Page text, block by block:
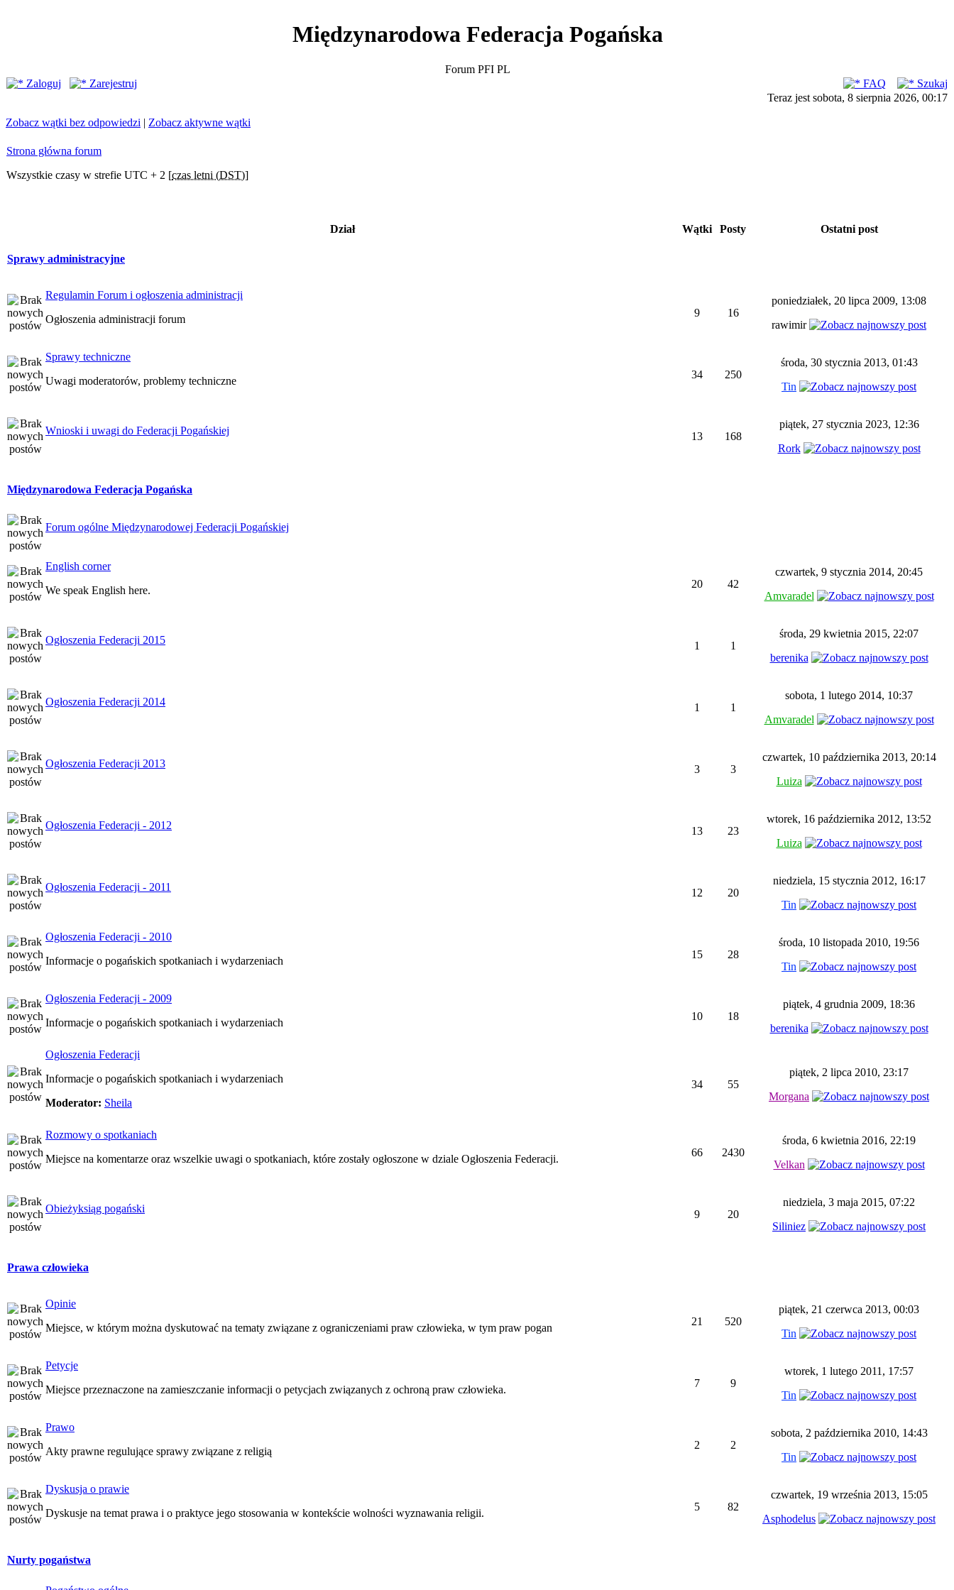
Międzynarodowa Federacja Pogańska
Forum PFI PL
Zaloguj
Zarejestruj FAQ
Szukaj
Teraz jest sobota, 8 sierpnia 2026, 00:17
Zobacz wątki bez odpowiedzi | Zobacz aktywne wątki
Strona główna forum
Wszystkie czasy w strefie UTC + 2 [czas letni (DST)]
Dział Wątki Posty Ostatni post
Sprawy administracyjne
Regulamin Forum i ogłoszenia administracji
Ogłoszenia administracji forum
9 16
poniedziałek, 20 lipca 2009, 13:08
rawimir
Sprawy techniczne
Uwagi moderatorów, problemy techniczne
34 250
środa, 30 stycznia 2013, 01:43
Tin
Wnioski i uwagi do Federacji Pogańskiej 13 168
piątek, 27 stycznia 2023, 12:36
Rork
Międzynarodowa Federacja Pogańska
Forum ogólne Międzynarodowej Federacji Pogańskiej
English corner
We speak English here.
20 42
czwartek, 9 stycznia 2014, 20:45
Amvaradel
Ogłoszenia Federacji 2015 1 1
środa, 29 kwietnia 2015, 22:07
berenika
Ogłoszenia Federacji 2014 1 1
sobota, 1 lutego 2014, 10:37
Amvaradel
Ogłoszenia Federacji 2013 3 3
czwartek, 10 października 2013, 20:14
Luiza
Ogłoszenia Federacji - 2012 13 23
wtorek, 16 października 2012, 13:52
Luiza
Ogłoszenia Federacji - 2011 12 20
niedziela, 15 stycznia 2012, 16:17
Tin
Ogłoszenia Federacji - 2010
Informacje o pogańskich spotkaniach i wydarzeniach
15 28
środa, 10 listopada 2010, 19:56
Tin
Ogłoszenia Federacji - 2009
Informacje o pogańskich spotkaniach i wydarzeniach
10 18
piątek, 4 grudnia 2009, 18:36
berenika
Ogłoszenia Federacji
Informacje o pogańskich spotkaniach i wydarzeniach
Moderator: Sheila
34 55
piątek, 2 lipca 2010, 23:17
Morgana
Rozmowy o spotkaniach
Miejsce na komentarze oraz wszelkie uwagi o spotkaniach, które zostały ogłoszone w dziale Ogłoszenia Federacji.
66 2430
środa, 6 kwietnia 2016, 22:19
Velkan
Obieżyksiąg pogański 9 20
niedziela, 3 maja 2015, 07:22
Siliniez
Prawa człowieka
Opinie
Miejsce, w którym można dyskutować na tematy związane z ograniczeniami praw człowieka, w tym praw pogan
21 520
piątek, 21 czerwca 2013, 00:03
Tin
Petycje
Miejsce przeznaczone na zamieszczanie informacji o petycjach związanych z ochroną praw człowieka.
7 9
wtorek, 1 lutego 2011, 17:57
Tin
Prawo
Akty prawne regulujące sprawy związane z religią
2 2
sobota, 2 października 2010, 14:43
Tin
Dyskusja o prawie
Dyskusje na temat prawa i o praktyce jego stosowania w kontekście wolności wyznawania religii.
5 82
czwartek, 19 września 2013, 15:05
Asphodelus
Nurty pogaństwa